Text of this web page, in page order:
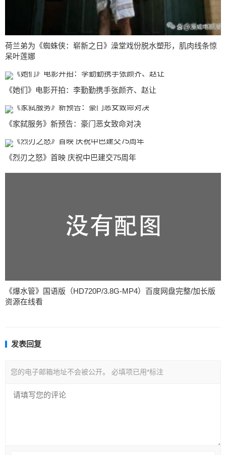
荷兰弟为《蜘蛛侠：崭新之日》澡堂戏份脱水塑形，肌肉线条惊
呆叶莲娜
《她们》电影开拍：李勤勤携手张颜齐、赵让
《家弑服务》新预告：豪门恶女致命对决
《烈刃之怒》首映 庆祝中巴建交75周年
《爆水管》国语版（HD720P/3.8G-MP4）百度网盘完整/加长版
资源在线看
发表回复
您的电子邮箱地址不会被公开。 必填项已用*标注